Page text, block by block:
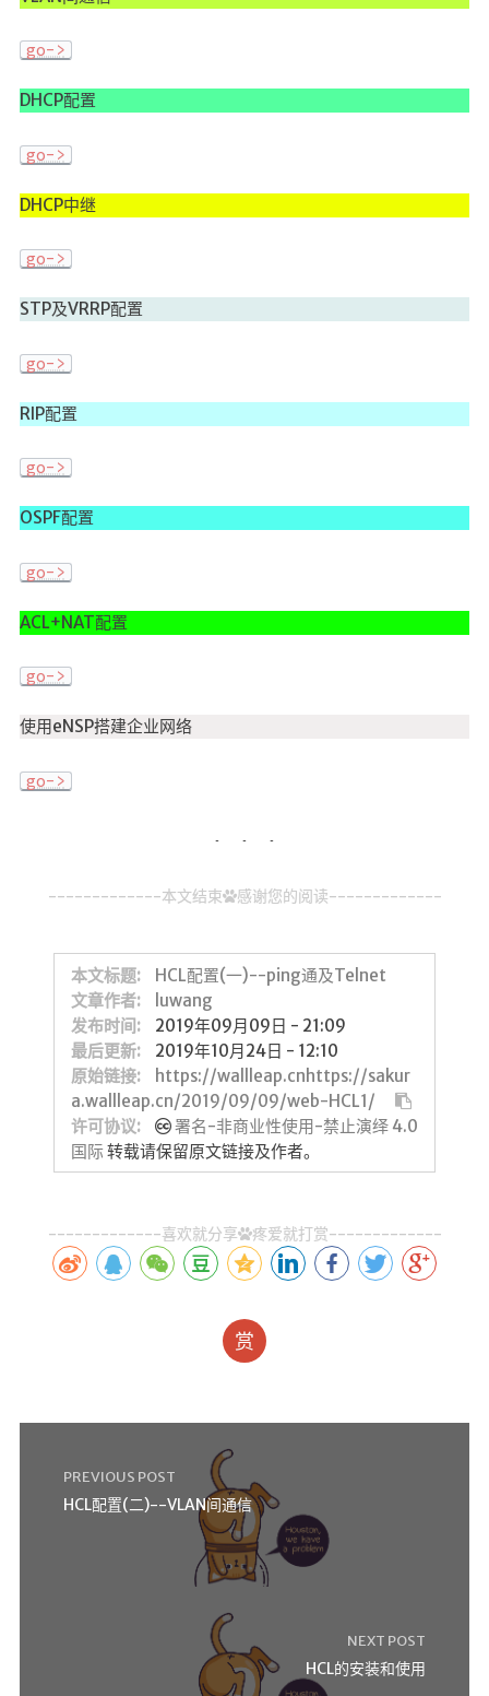
go->
DHCP配置
go->
DHCP中继
go->
STP及VRRP配置
go->
RIP配置
go->
OSPF配置
go->
ACL+NAT配置
go->
使用eNSP搭建企业网络
go->
-------------本文结束 感谢您的阅读-------------
本文标题:
HCL配置(一)--ping通及Telnet
文章作者:
luwang
发布时间:
2019年09月09日 - 21:09
最后更新:
2019年10月24日 - 12:10
原始链接:
https://wallleap.cnhttps://sakur
a.wallleap.cn/2019/09/09/web-HCL1/
许可协议:
署名-非商业性使用-禁止演绎 4.0
国际转载请保留原文链接及作者。
-------------喜欢就分享 疼爱就打赏-------------
赏
PREVIOUS POST
HCL配置(二)--VLAN间通信
NEXT POST
HCL的安装和使用